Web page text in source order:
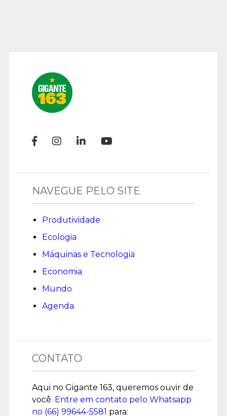
NAVEGUE PELO SITE
Produtividade
Ecologia
Máquinas e Tecnologia
Economia
Mundo
Agenda
CONTATO
Aqui no Gigante 163, queremos ouvir de
você. Entre em contato pelo Whatsapp
no (66) 99644-5581 para: